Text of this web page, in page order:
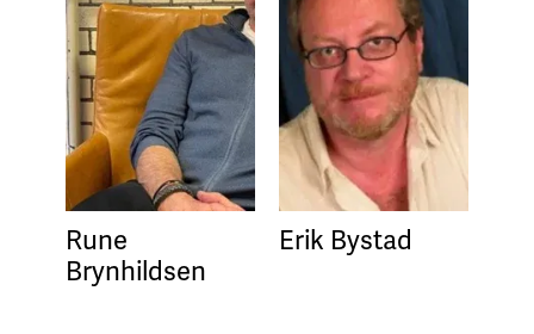
Rune
Brynhildsen
Erik Bystad